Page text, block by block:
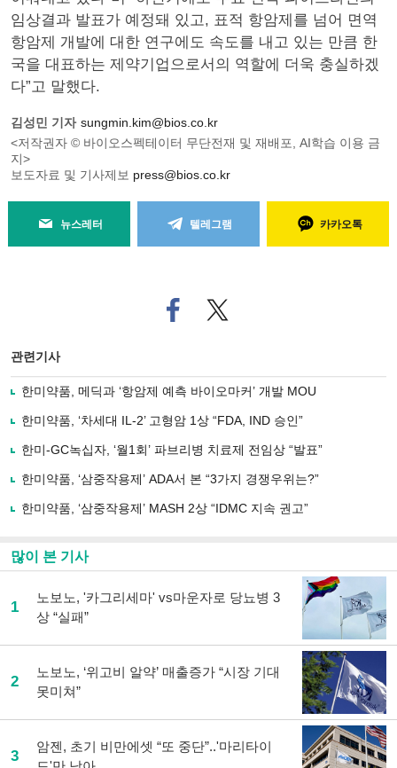
임상결과 발표가 예정돼 있고, 표적 항암제를 넘어 면역
항암제 개발에 대한 연구에도 속도를 내고 있는 만큼 한
국을 대표하는 제약기업으로서의 역할에 더욱 충실하겠
다”고 말했다.
김성민 기자 sungmin.kim@bios.co.kr
<저작권자 © 바이오스펙테이터 무단전재 및 재배포, AI학습 이용 금
지>
보도자료 및 기사제보 press@bios.co.kr
뉴스레터 텔레그램 카카오톡
페
이
로
기
사
유
기
트위
터로
관련기사
한미약품, 메딕과 ‘항암제 예측 바이오마커’ 개발 MOU
한미약품, ‘차세대 IL-2’ 고형암 1상 “FDA, IND 승인”
한미-GC녹십자, ‘월1회’ 파브리병 치료제 전임상 “발표”
한미약품, ‘삼중작용제’ ADA서 본 “3가지 경쟁우위는?”
한미약품, ‘삼중작용제’ MASH 2상 “IDMC 지속 권고”
많이 본 기사
1
노보노, '카그리세마' vs마운자로 당뇨병 3
상 “실패”
2
노보노, ‘위고비 알약’ 매출증가 “시장 기대
못미쳐”
3
암젠, 초기 비만에셋 “또 중단”..'마리타이